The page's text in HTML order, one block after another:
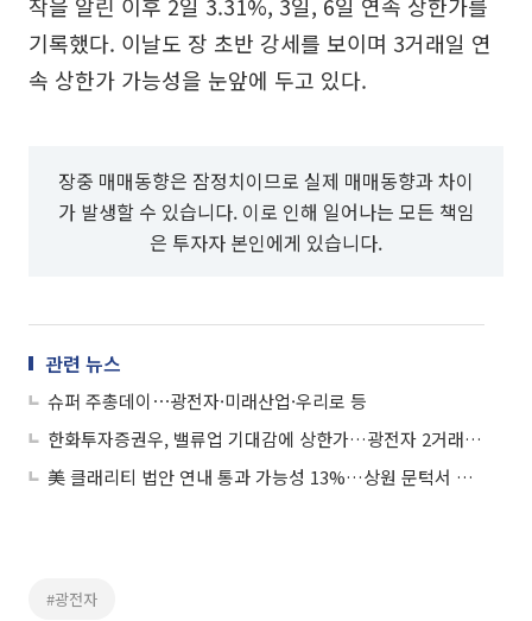
기록했다. 이날도 장 초반 강세를 보이며 3거래일 연
속 상한가 가능성을 눈앞에 두고 있다.
장중 매매동향은 잠정치이므로 실제 매매동향과 차이
가 발생할 수 있습니다. 이로 인해 일어나는 모든 책임
은 투자자 본인에게 있습니다.
관련 뉴스
슈퍼 주총데이⋯광전자·미래산업·우리로 등
한화투자증권우, 밸류업 기대감에 상한가…광전자 2거래일 연속 '上'
美 클래리티 법안 연내 통과 가능성 13%…상원 문턱서 제동
#광전자